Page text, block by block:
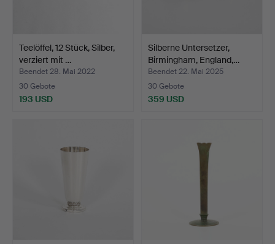
Teelöffel, 12 Stück, Silber,
verziert mit …
Beendet 28. Mai 2022
30 Gebote
193 USD
Silberne Untersetzer,
Birmingham, England,…
Beendet 22. Mai 2025
30 Gebote
359 USD